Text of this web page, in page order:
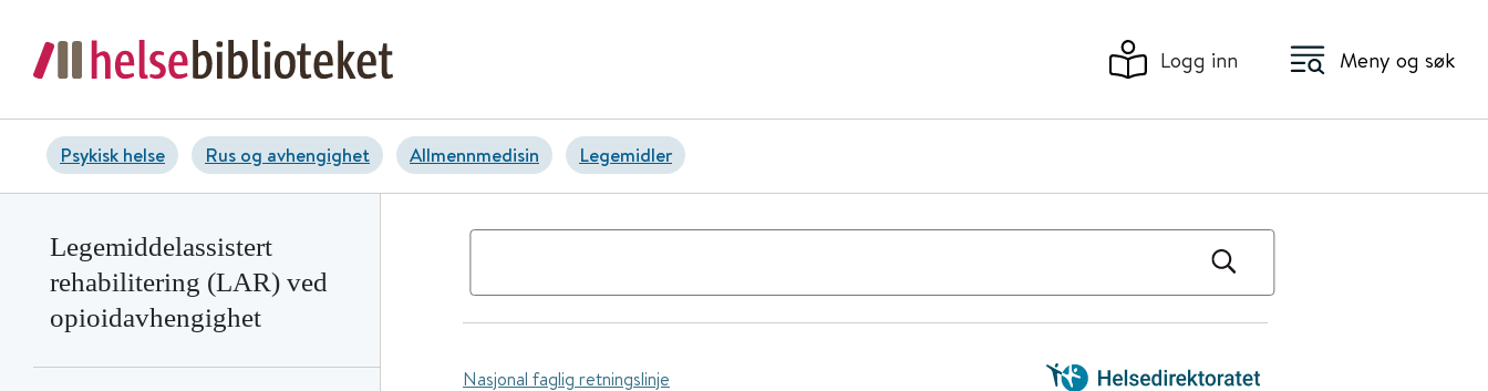
Logg inn Meny og søk
Psykisk helse Rus og avhengighet Allmennmedisin Legemidler
Legemiddelassistert
rehabilitering (LAR) ved
opioidavhengighet
Nasjonal faglig retningslinje